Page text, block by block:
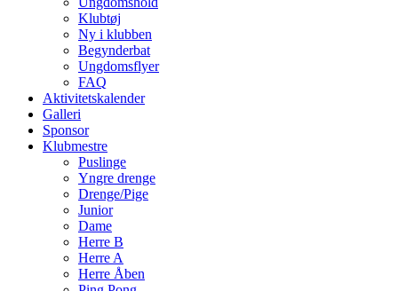
Klubtøj
Ny i klubben
Begynderbat
Ungdomsflyer
FAQ
Aktivitetskalender
Galleri
Sponsor
Klubmestre
Puslinge
Yngre drenge
Drenge/Pige
Junior
Dame
Herre B
Herre A
Herre Åben